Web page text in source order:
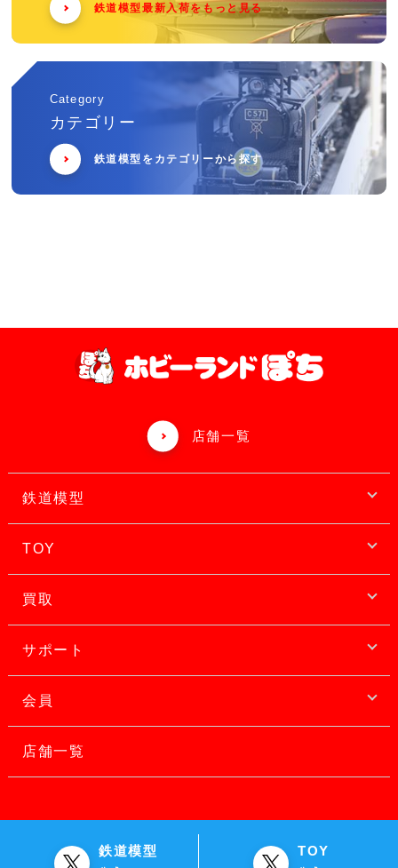
鉄道模型最新入荷をもっと見る
Category
カテゴリー
鉄道模型をカテゴリーから探す
店舗一覧
鉄道模型
TOY
買取
サポート
会員
店舗一覧
鉄道模型 TOY